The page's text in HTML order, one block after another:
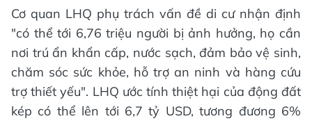
Cơ quan LHQ phụ trách vấn đề di cư nhận định
"có thể tới 6,76 triệu người bị ảnh hưởng, họ cần
nơi trú ẩn khẩn cấp, nước sạch, đảm bảo vệ sinh,
chăm sóc sức khỏe, hỗ trợ an ninh và hàng cứu
trợ thiết yếu". LHQ ước tính thiệt hại của động đất
kép có thể lên tới 6,7 tỷ USD, tương đương 6%